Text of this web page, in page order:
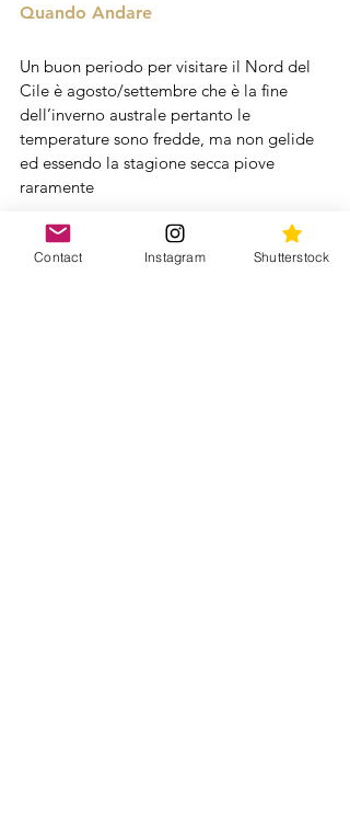
Quando Andare
Un buon periodo per visitare il Nord del
Cile è agosto/settembre che è la fine
dell’inverno australe pertanto le
temperature sono fredde, ma non gelide
ed essendo la stagione secca piove
raramente
Spostamenti Interni
Contact Instagram Shutterstock